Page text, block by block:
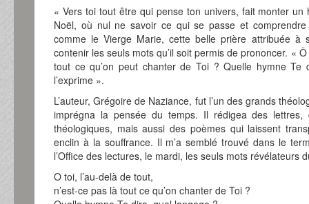
« Vers toi tout être qui pense ton univers, fait monter
Noël, où nul ne savoir ce qui se passe et
comme le Vierge Marie, cette belle prière attribuée à
contenir les seuls mots qu’il soit permis de prononcer. «
tout ce qu’on peut chanter de Toi ? Quelle hymne
l’exprime ».
L’auteur, Grégoire de Naziance, fut l’un des grands
imprégna la pensée du temps. Il rédigea des lettres,
théologiques, mais aussi des poèmes qui laissent
enclin à la souffrance. Il m’a semblé trouvé dans le
l’Office des lectures, le mardi, les seuls mots révélateurs
O toi, l’au-delà de tout,
n’est-ce pas là tout ce qu’on chanter de Toi ?